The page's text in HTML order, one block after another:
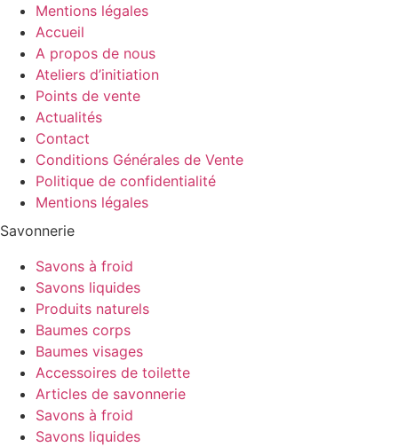
Mentions légales
Accueil
A propos de nous
Ateliers d’initiation
Points de vente
Actualités
Contact
Conditions Générales de Vente
Politique de confidentialité
Mentions légales
Savonnerie
Savons à froid
Savons liquides
Produits naturels
Baumes corps
Baumes visages
Accessoires de toilette
Articles de savonnerie
Savons à froid
Savons liquides